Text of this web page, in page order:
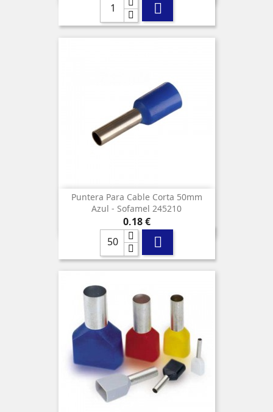

Puntera Para Cable Corta 50mm
Azul - Sofamel 245210
Precio
0,18 €
